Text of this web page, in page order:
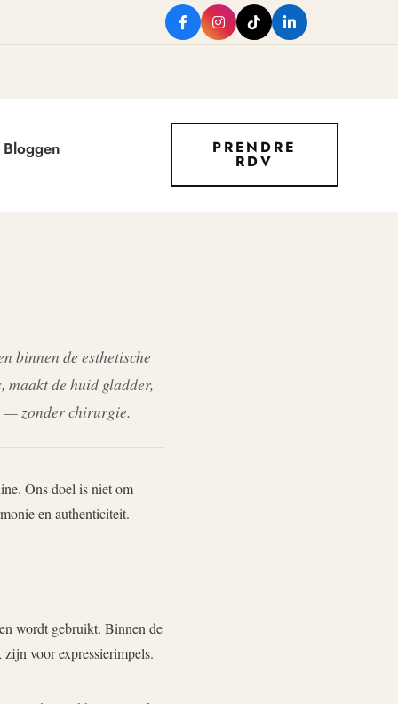
Bloggen
PRENDRE
RDV
binnen de esthetische
maakt de huid gladder,
— zonder chirurgie.
Ons doel is niet om
en authenticiteit.
wordt gebruikt. Binnen de
voor expressierimpels.